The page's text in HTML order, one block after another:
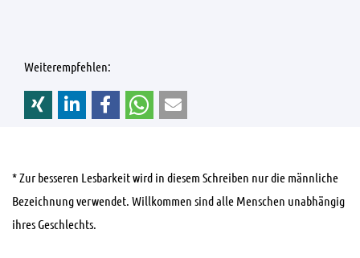
Weiterempfehlen:
* Zur besseren Lesbarkeit wird in diesem Schreiben nur die männliche
Bezeichnung verwendet. Willkommen sind alle Menschen unabhängig
ihres Geschlechts.